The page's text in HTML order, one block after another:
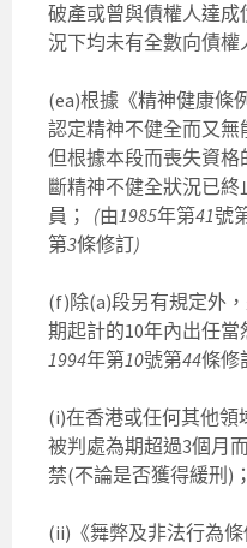
破產或曾與債權人達
況下均未有全數向債權
(ea)根據《精神健康條
認定精神不健全而又無
但根據本段而喪失資
斷精神不健全狀況已
員； (由1985年第41號
第3條修訂)
(f)除(a)段另有規定外
期起計的10年內出任
1994年第10號第44條修
(i)在香港或任何其他領
被判處為期超過3個月
禁(不論是否獲得緩刑)；
(ii)《舞弊及非法行為